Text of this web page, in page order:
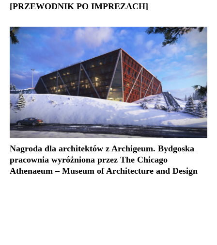
[PRZEWODNIK PO IMPREZACH]
Nagroda dla architektów z Archigeum. Bydgoska
pracownia wyróżniona przez The Chicago
Athenaeum – Museum of Architecture and Design